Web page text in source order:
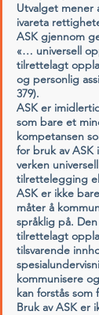
Utvalget mener
ivareta
ASK gjennom
«… universell
tilrettelagt
og personlig
379).
ASK er
som bare et
kompetansen
for bruk av ASK
verken
tilrettelegging
ASK er ikke
måter å
språklig på.
tilrettelagt
tilsvarende
kommunisere
kan forstås
Bruk av ASK er